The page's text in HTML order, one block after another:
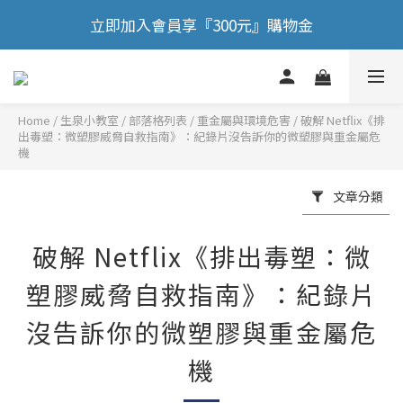
🎉 歡慶88節，滿額送膠原蛋白正貨！！
🎉 歡慶88節，滿額送膠原蛋白正貨！！
Home / 部落格列表 / 重金屬與環境危害 /破解 Netflix《排
出毒塑：微塑膠威脅自救指南》：紀錄片沒告訴你的微塑膠與重金屬危
機
文章分類
破解 Netflix《排出毒塑：微
塑膠威脅自救指南》：紀錄片
沒告訴你的微塑膠與重金屬危
機